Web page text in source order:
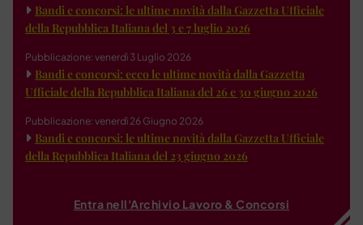
Bandi e concorsi: le ultime novità dalla Gazzetta Ufficiale
della Repubblica Italiana del 3 e 7 luglio 2026
Pubblicazione: venerdì 3 Luglio 2026
Bandi e concorsi: ecco le ultime novità dalla Gazzetta
Ufficiale della Repubblica Italiana del 26 e 30 giugno 2026
Pubblicazione: venerdì 26 Giugno 2026
Bandi e concorsi: le ultime novità dalla Gazzetta Ufficiale
della Repubblica Italiana del 23 giugno 2026
Entra nell'Archivio Lavoro & Concorsi